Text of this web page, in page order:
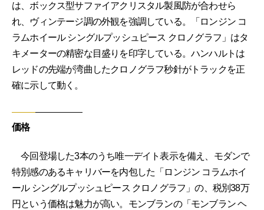
は、ボックス型サファイアクリスタル製風防が合わせら
れ、ヴィンテージ調の外観を強調している。「ロンジン コ
ラムホイール シングルプッシュピース クロノグラフ」はタ
キメーターの精密な目盛りを印字している。ハンハルトは
レッドの先端が湾曲したクロノグラフ秒針がトラックを正
確に示して動く。
価格
今回登場した3本のうち唯一デイト表示を備え、モダンで
特別感のあるキャリバーを内包した「ロンジン コラムホイ
ール シングルプッシュピース クロノグラフ」の、税別38万
円という価格は魅力が高い。モンブランの「モンブラン ヘ